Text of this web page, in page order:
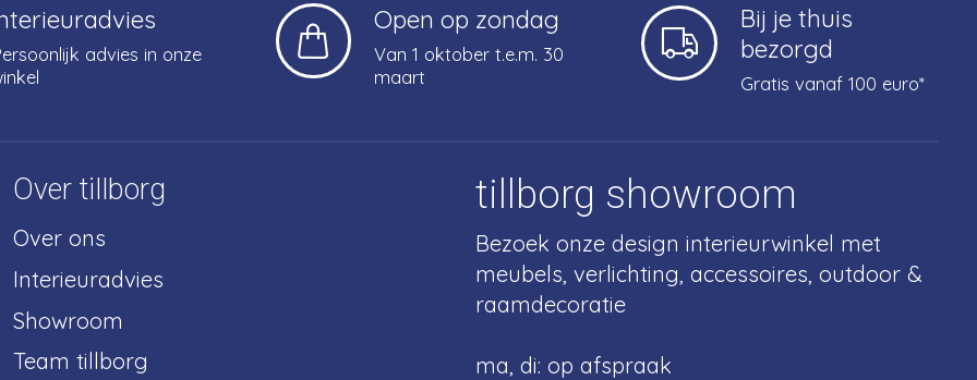
advies in onze
Open op zondag
Van 1 oktober t.e.m. 30
maart
Bij je thuis
bezorgd
Gratis vanaf 100 euro*
Over tillborg
Over ons
Interieuradvies
Showroom
Team tillborg
tillborg showroom
Bezoek onze design interieurwinkel met
meubels, verlichting, accessoires, outdoor &
raamdecoratie
ma, di: op afspraak